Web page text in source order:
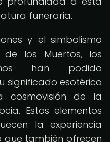
funeraria.
y el simbolismo
los Muertos, los
han podido
significado esotérico
cosmovisión de la
Estos elementos
la experiencia
que también ofrecen